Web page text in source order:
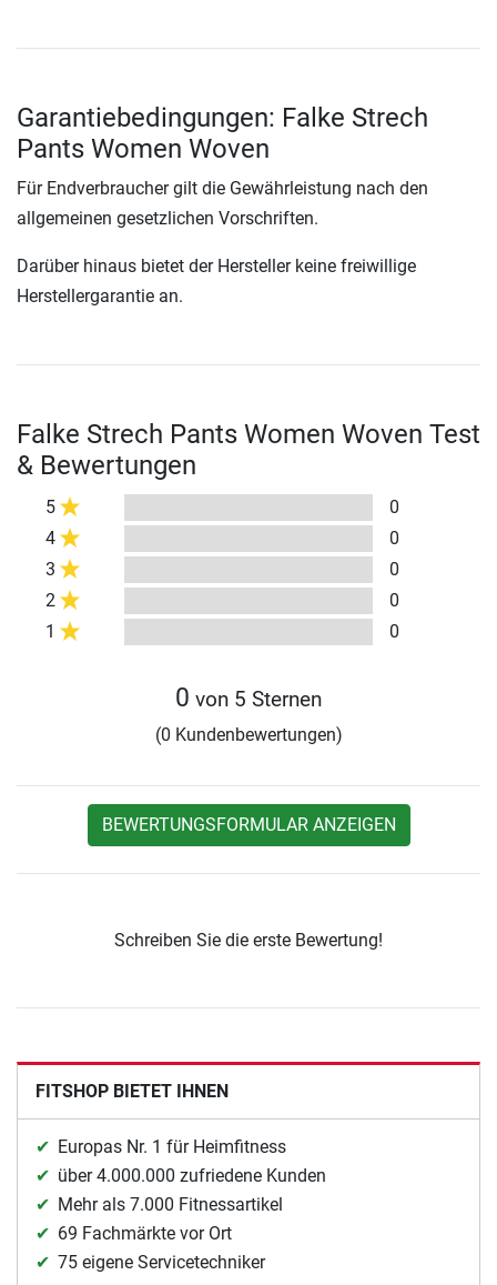
Garantiebedingungen: Falke Strech
Pants Women Woven
Für Endverbraucher gilt die Gewährleistung nach den
allgemeinen gesetzlichen Vorschriften.
Darüber hinaus bietet der Hersteller keine freiwillige
Herstellergarantie an.
Falke Strech Pants Women Woven Test
& Bewertungen
5
0
4
0
3
0
2
0
1
0
0 von 5 Sternen
(0 Kundenbewertungen)
BEWERTUNGSFORMULAR ANZEIGEN
Schreiben Sie die erste Bewertung!
FITSHOP BIETET IHNEN
Europas Nr. 1 für Heimfitness
über 4.000.000 zufriedene Kunden
Mehr als 7.000 Fitnessartikel
69 Fachmärkte vor Ort
75 eigene Servicetechniker